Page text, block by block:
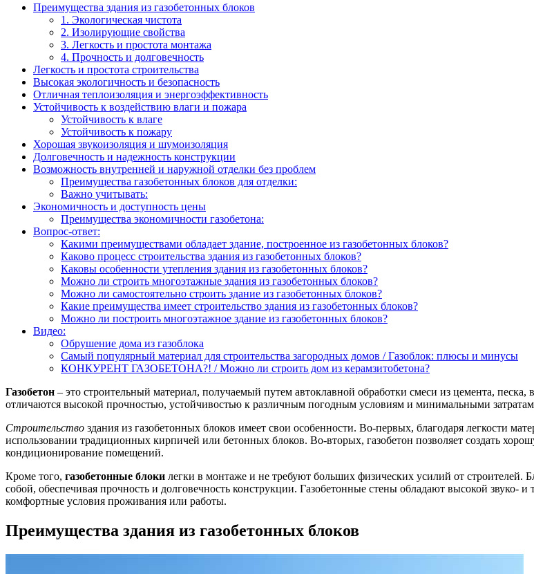
Преимущества здания из газобетонных блоков
1. Экологическая чистота
2. Изолирующие свойства
3. Легкость и простота монтажа
4. Прочность и долговечность
Легкость и простота строительства
Высокая экологичность и безопасность
Отличная теплоизоляция и энергоэффективность
Устойчивость к воздействию влаги и пожара
Устойчивость к влаге
Устойчивость к пожару
Хорошая звукоизоляция и шумоизоляция
Долговечность и надежность конструкции
Возможность внутренней и наружной отделки без проблем
Преимущества газобетонных блоков для отделки:
Важно учитывать:
Экономичность и доступность цены
Преимущества экономичности газобетона:
Вопрос-ответ:
Какими преимуществами обладает здание, построенное из газобетонных блоков?
Каково процесс строительства здания из газобетонных блоков?
Каковы особенности утепления здания из газобетонных блоков?
Можно ли строить многоэтажные здания из газобетонных блоков?
Можно ли самостоятельно строить здание из газобетонных блоков?
Какие преимущества имеет строительство здания из газобетонных блоков?
Можно ли построить многоэтажное здание из газобетонных блоков?
Видео:
Обрушение дома из газоблока
Самый популярный материал для строительства загородных домов / Газоблок: плюсы и минусы
КОНКУРЕНТ ГАЗОБЕТОНА?! / Можно ли строить дом из керамзитобетона?
Газобетон – это строительный материал, получаемый путем автоклавной обработки смеси из цемента,
отличаются высокой прочностью, устойчивостью к различным погодным условиям и минимальными
Строительство здания из газобетонных блоков имеет свои особенности. Во-первых, благодаря легкости
использовании традиционных кирпичей или бетонных блоков. Во-вторых, газобетон позволяет создать
кондиционирование помещений.
Кроме того, газобетонные блоки легки в монтаже и не требуют больших физических усилий от
собой, обеспечивая прочность и долговечность конструкции. Газобетонные стены обладают высокой звуко-
комфортные условия проживания или работы.
Преимущества здания из газобетонных блоков